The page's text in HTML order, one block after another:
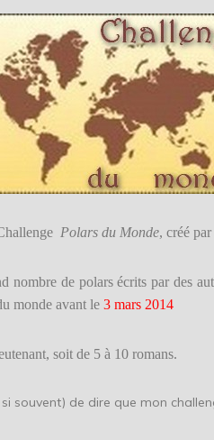
Polars du Monde, créé
de polars écrits par des
monde avant le3 mars 2014
soit de 5 à 10 romans.
souvent) de dire que mon